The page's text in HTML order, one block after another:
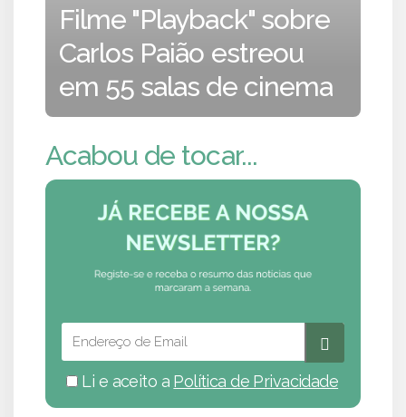
Filme "Playback" sobre
Carlos Paião estreou
em 55 salas de cinema
Acabou de tocar...
Li e aceito a Política de Privacidade